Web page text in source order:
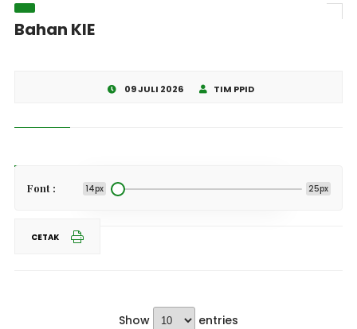
Bahan KIE
09 JULI 2026 TIM PPID
Font : 14px 25px
CETAK
Show
entries